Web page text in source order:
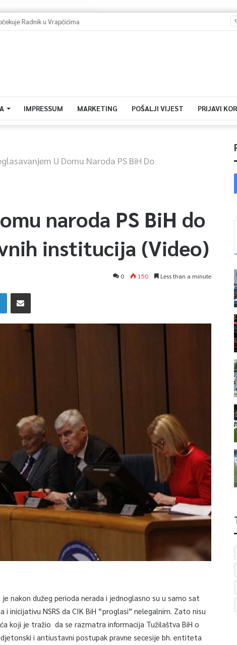
Radnik u Vrapčićima
IMPRESSUM MARKETING POŠALJI VIJEST PRIJAVI
U Domu Naroda PS BiH Do
naroda PS BiH do
institucija (Video)
0 150 Less than a minute
nakon dužeg perioda nerada i jednoglasno su u samo sat
inicijativu NSRS da CIK BiH “proglasi” nelegalnim. Zato nisu
koji je tražio da se razmatra informacija Tužilaštva BiH o
i antiustavni postupak pravne secesije bh. entiteta